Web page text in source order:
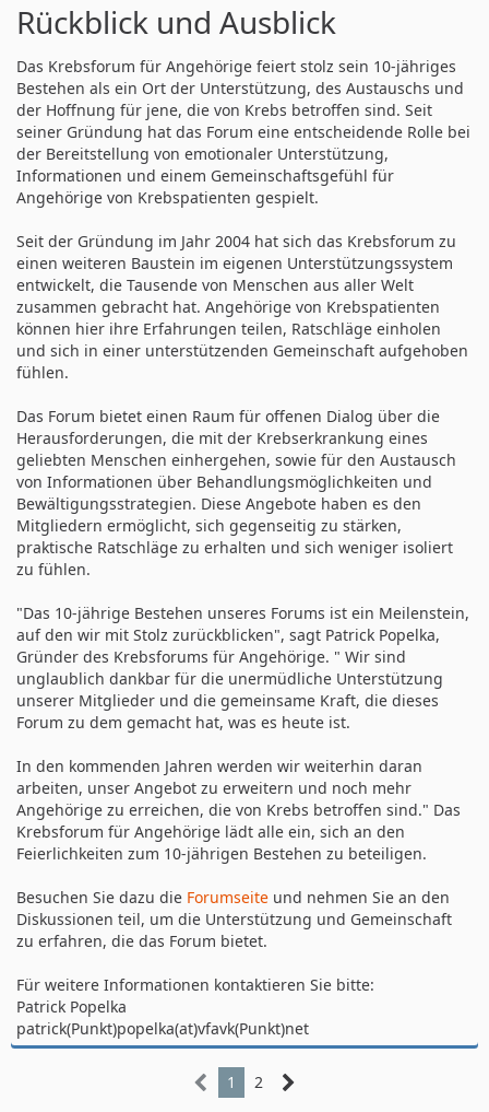
Rückblick und Ausblick
Das Krebsforum für Angehörige feiert stolz sein 10-jähriges
Bestehen als ein Ort der Unterstützung, des Austauschs und
der Hoffnung für jene, die von Krebs betroffen sind. Seit
seiner Gründung hat das Forum eine entscheidende Rolle bei
der Bereitstellung von emotionaler Unterstützung,
Informationen und einem Gemeinschaftsgefühl für
Angehörige von Krebspatienten gespielt.
Seit der Gründung im Jahr 2004 hat sich das Krebsforum zu
einen weiteren Baustein im eigenen Unterstützungssystem
entwickelt, die Tausende von Menschen aus aller Welt
zusammen gebracht hat. Angehörige von Krebspatienten
können hier ihre Erfahrungen teilen, Ratschläge einholen
und sich in einer unterstützenden Gemeinschaft aufgehoben
fühlen.
Das Forum bietet einen Raum für offenen Dialog über die
Herausforderungen, die mit der Krebserkrankung eines
geliebten Menschen einhergehen, sowie für den Austausch
von Informationen über Behandlungsmöglichkeiten und
Bewältigungsstrategien. Diese Angebote haben es den
Mitgliedern ermöglicht, sich gegenseitig zu stärken,
praktische Ratschläge zu erhalten und sich weniger isoliert
zu fühlen.
"Das 10-jährige Bestehen unseres Forums ist ein Meilenstein,
auf den wir mit Stolz zurückblicken", sagt Patrick Popelka,
Gründer des Krebsforums für Angehörige. " Wir sind
unglaublich dankbar für die unermüdliche Unterstützung
unserer Mitglieder und die gemeinsame Kraft, die dieses
Forum zu dem gemacht hat, was es heute ist.
In den kommenden Jahren werden wir weiterhin daran
arbeiten, unser Angebot zu erweitern und noch mehr
Angehörige zu erreichen, die von Krebs betroffen sind." Das
Krebsforum für Angehörige lädt alle ein, sich an den
Feierlichkeiten zum 10-jährigen Bestehen zu beteiligen.
Besuchen Sie dazu die Forumseite und nehmen Sie an den
Diskussionen teil, um die Unterstützung und Gemeinschaft
zu erfahren, die das Forum bietet.
Für weitere Informationen kontaktieren Sie bitte:
Patrick Popelka
patrick(Punkt)popelka(at)vfavk(Punkt)net
1 2